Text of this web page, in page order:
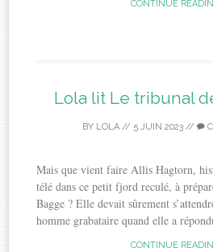
CONTINUE
Lola lit Le tribunal
BY LOLA// 5 JUIN 2023//
Mais que vient faire Allis Hagtorn,
télé dans ce petit fjord reculé, à
Bagge ? Elle devait sûrement
homme grabataire quand elle a
CONTINUE